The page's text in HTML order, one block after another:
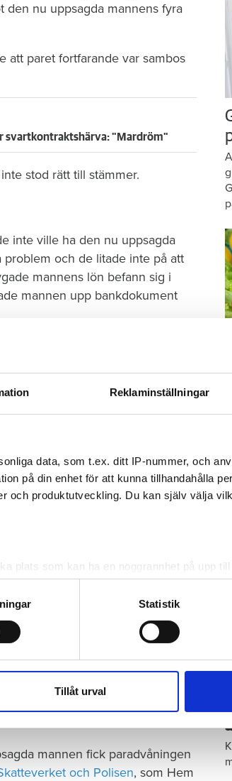
Reklaminställningar
data, som t.ex. ditt IP-nummer, och
på din enhet för att kunna tillhandahålla
och produktutveckling. Du kan själv välja
plats som kan ha en noggrannhet på upp till
den för specifika kännetecken
behandlas och ställ in dina preferenser i
cookie-förklaringen.
även sådana identifierare och
som vi samarbetar med. Dessa kan i
Statistik
Tillåt urval
den nu uppsagda mannens fyra
att paret fortfarande var sambos
svartkontraktshärva: "Mardröm"
stod rätt till stämmer.
inte ville ha den nu uppsagda
och de litade inte på att
mannens lön befann sig i
mannen upp bankdokument
affärer med lägenhetskontrakt
hyrorna. De senaste fem åren
dagar men emellanåt flera
hyresbetalningarna men även
rätt – redan mannens
enligt hyresnämnden, som
på en av Stockholms
mannen fick paradvåningen
och Polisen, som Hem